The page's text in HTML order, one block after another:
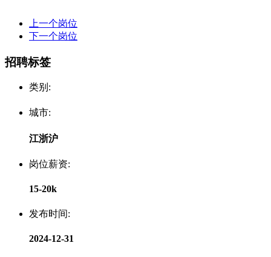
上一个岗位
下一个岗位
招聘标签
类别:
城市:
江浙沪
岗位薪资:
15-20k
发布时间:
2024-12-31